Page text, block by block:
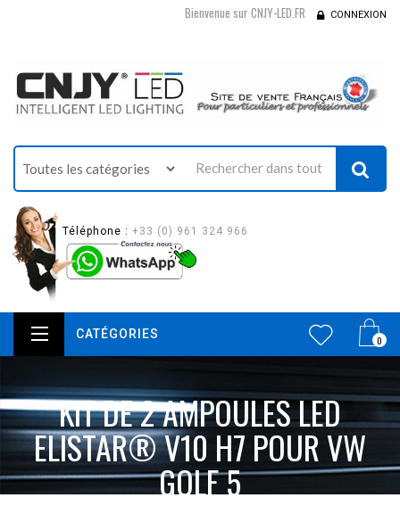
Bienvenue sur CNJY-LED.FR CONNEXION
Téléphone : +33 (0) 961 324 966
0
CATÉGORIES
KIT DE 2 AMPOULES LED
ELISTAR® V10 H7 POUR VW
GOLF 5